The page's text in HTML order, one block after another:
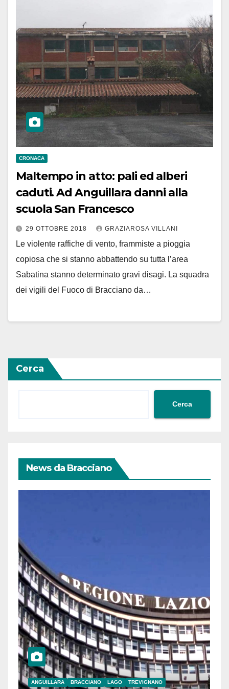
CRONACA
Maltempo in atto: pali ed alberi
caduti. Ad Anguillara danni alla
scuola San Francesco
29 OTTOBRE 2018 GRAZIAROSA VILLANI
Le violente raffiche di vento, frammiste a pioggia
copiosa che si stanno abbattendo su tutta l’area
Sabatina stanno determinato gravi disagi. La squadra
dei vigili del Fuoco di Bracciano da…
Cerca
Cerca
News da Bracciano
ANGUILLARA BRACCIANO LAGO TREVIGNANO